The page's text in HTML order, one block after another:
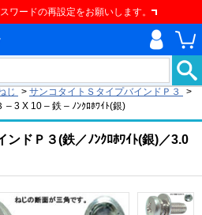
ワードの再設定をお願いします。
じ > サンコタイトＳタイプバインドＰ３
>
3 X 10 – 鉄 – ﾉﾝｸﾛﾎﾜｲﾄ(銀)
ドＰ３(鉄／ﾉﾝｸﾛﾎﾜｲﾄ(銀)／3.0